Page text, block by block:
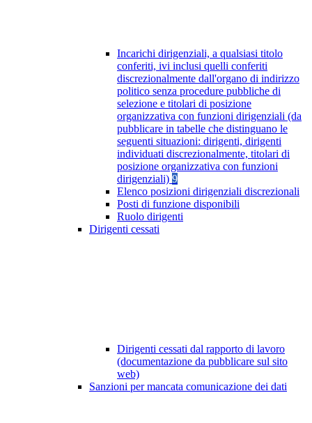
Incarichi dirigenziali, a qualsiasi titolo
conferiti, ivi inclusi quelli conferiti
discrezionalmente dall'organo di indirizzo
politico senza procedure pubbliche di
selezione e titolari di posizione
organizzativa con funzioni dirigenziali (da
pubblicare in tabelle che distinguano le
seguenti situazioni: dirigenti, dirigenti
individuati discrezionalmente, titolari di
posizione organizzativa con funzioni
dirigenziali) 9
Elenco posizioni dirigenziali discrezionali
Posti di funzione disponibili
Ruolo dirigenti
Dirigenti cessati
Dirigenti cessati dal rapporto di lavoro
(documentazione da pubblicare sul sito
web)
Sanzioni per mancata comunicazione dei dati